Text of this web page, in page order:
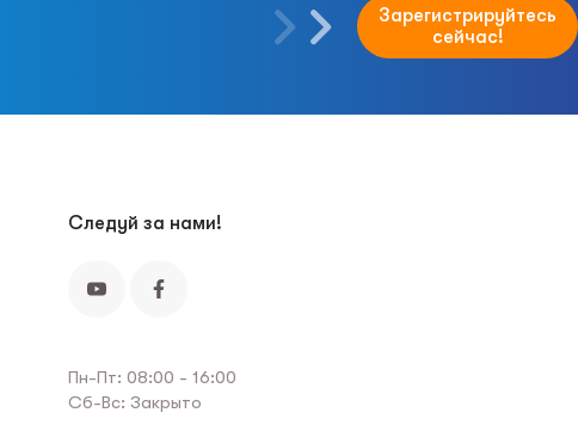
Зарегистрируйтесь
сейчас!
Следуй за нами!
Пн-Пт: 08:00 - 16:00
Сб-Вс: Закрыто